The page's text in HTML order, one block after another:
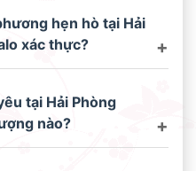
hẹn hò tại Hải
xác thực?
tại Hải Phòng
nào?